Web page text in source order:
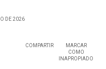
DE 2026
COMPARTIR
MARCAR
COMO
INAPROPIADO